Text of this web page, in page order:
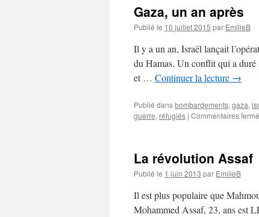
Gaza, un an après
Publié le 10 juillet 2015 par EmilieB
Il y a un an, Israël lançait
du Hamas. Un conflit qui a
et … Continuer la lecture →
Publié dansbombardements, gaza,
guerre, réfugiés | Commentaires
La révolution Assaf
Publié le 1 juin 2013 par EmilieB
Il est plus populaire que
Mohammed Assaf, 23, ans est